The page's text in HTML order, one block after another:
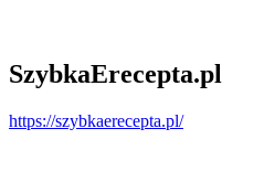
SzybkaErecepta.pl
https://szybkaerecepta.pl/